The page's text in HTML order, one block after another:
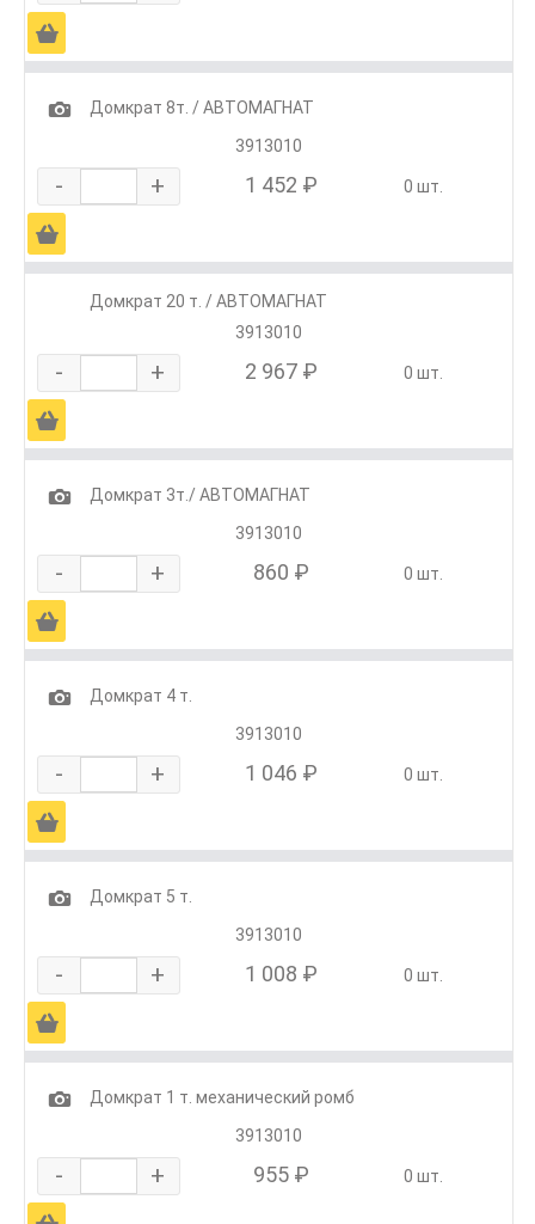
Ä
1
Домкрат 8т. / АВТОМАГНАТ
3913010
- + 1 452 ₽ 0 шт.
Ä
Домкрат 20 т. / АВТОМАГНАТ
3913010
- + 2 967 ₽ 0 шт.
Ä
1
Домкрат 3т./ АВТОМАГНАТ
3913010
- + 860 ₽ 0 шт.
Ä
1
Домкрат 4 т.
3913010
- + 1 046 ₽ 0 шт.
Ä
1
Домкрат 5 т.
3913010
- + 1 008 ₽ 0 шт.
Ä
1
Домкрат 1 т. механический ромб
3913010
- + 955 ₽ 0 шт.